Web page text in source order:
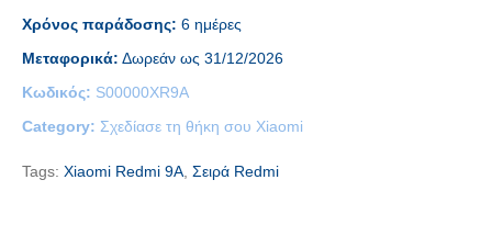
Χρόνος παράδοσης: 6 ημέρες
Μεταφορικά: Δωρεάν ως 31/12/2026
Κωδικός: S00000XR9A
Category: Σχεδίασε τη θήκη σου Xiaomi
Tags: Xiaomi Redmi 9A Σειρά Redmi